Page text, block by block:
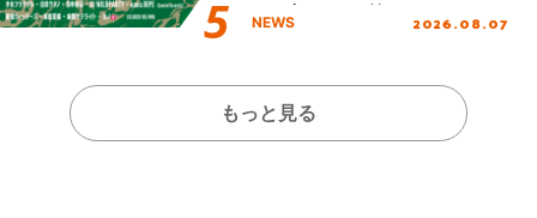
し、初となる第3ステージの
NEWS 2026.08.07
もっと見る